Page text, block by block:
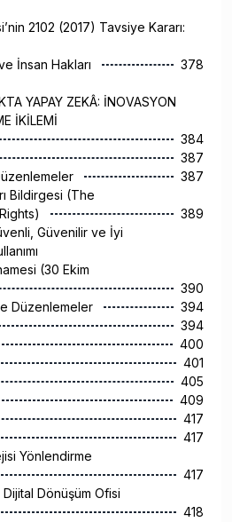
2102 (2017) Tavsiye Kararı:
İnsan Hakları
378
YAPAY ZEKÂ: İNOVASYON
İKİLEMİ
384
387
387
Bildirgesi (The
389
Güvenilir ve İyi
(30 Ekim
390
Düzenlemeler
394
394
400
401
405
409
417
417
Yönlendirme
417
Dijital Dönüşüm Ofisi
418